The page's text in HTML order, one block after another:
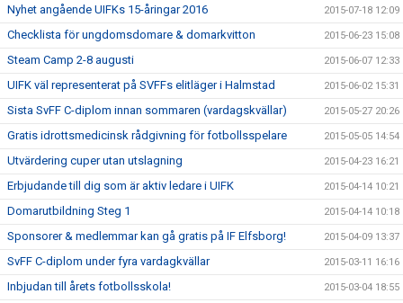
Nyhet angående UIFKs 15-åringar 2016 2015-07-18 12:09
Checklista för ungdomsdomare & domarkvitton 2015-06-23 15:08
Steam Camp 2-8 augusti 2015-06-07 12:33
UIFK väl representerat på SVFFs elitläger i Halmstad 2015-06-02 15:31
Sista SvFF C-diplom innan sommaren (vardagskvällar) 2015-05-27 20:26
Gratis idrottsmedicinsk rådgivning för fotbollsspelare 2015-05-05 14:54
Utvärdering cuper utan utslagning 2015-04-23 16:21
Erbjudande till dig som är aktiv ledare i UIFK 2015-04-14 10:21
Domarutbildning Steg 1 2015-04-14 10:18
Sponsorer & medlemmar kan gå gratis på IF Elfsborg! 2015-04-09 13:37
SvFF C-diplom under fyra vardagkvällar 2015-03-11 16:16
Inbjudan till årets fotbollsskola! 2015-03-04 18:55